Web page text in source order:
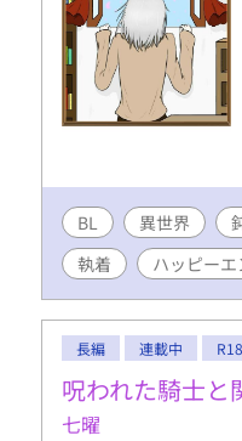
BL 異世界
執着
ハッピーエ
長編 連載中 R18
呪われた騎士と
七曜